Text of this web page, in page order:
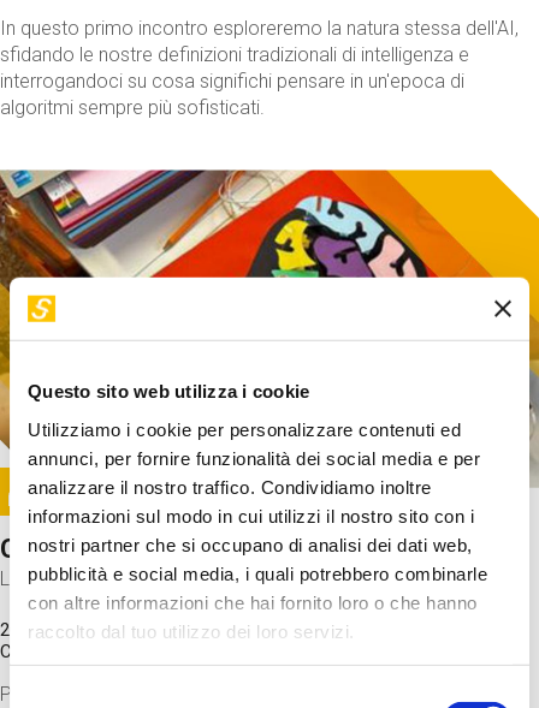
Questo sito web utilizza i cookie
Utilizziamo i cookie per personalizzare contenuti ed
annunci, per fornire funzionalità dei social media e per
analizzare il nostro traffico. Condividiamo inoltre
informazioni sul modo in cui utilizzi il nostro sito con i
nostri partner che si occupano di analisi dei dati web,
pubblicità e social media, i quali potrebbero combinarle
con altre informazioni che hai fornito loro o che hanno
raccolto dal tuo utilizzo dei loro servizi.
Selezione
In questo primo incontro esploreremo la natura stessa dell'AI,
sfidando le nostre definizioni tradizionali di intelligenza e
interrogandoci su cosa significhi pensare in un'epoca di
algoritmi sempre più sofisticati.
Image
SUNDAY@STEP
Come funziona il cervello?
Laboratorio
20 Set 2026 / 11:15 - 13:00
Costo
Proveremo a costruire un cervello in cartoncino cercando di